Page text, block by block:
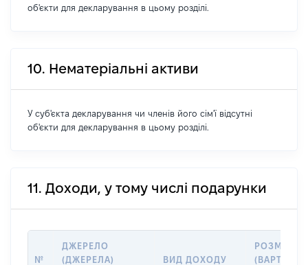
об'єкти для декларування в цьому розділі.
10. Нематеріальні активи
У суб'єкта декларування чи членів його сім'ї відсутні
об'єкти для декларування в цьому розділі.
11. Доходи, у тому числі подарунки
№
ДЖЕРЕЛО
(ДЖЕРЕЛА)
ВИД ДОХОДУ
РОЗМІР